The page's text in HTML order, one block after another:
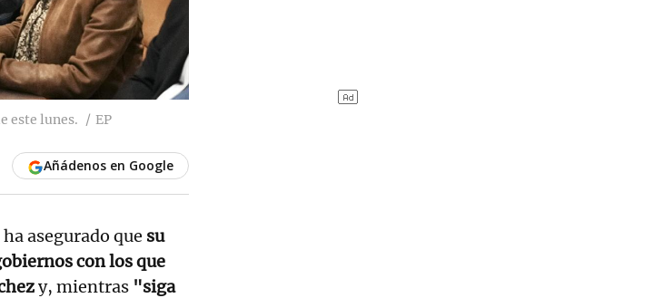
este lunes. EP
Añádenos en Google
ha asegurado que su
con los que
y, mientras "siga